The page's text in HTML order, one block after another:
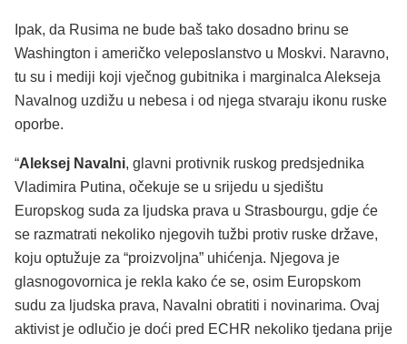
Ipak, da Rusima ne bude baš tako dosadno brinu se
Washington i američko veleposlanstvo u Moskvi. Naravno,
tu su i mediji koji vječnog gubitnika i marginalca Alekseja
Navalnog uzdižu u nebesa i od njega stvaraju ikonu ruske
oporbe.
“Aleksej Navalni, glavni protivnik ruskog predsjednika
Vladimira Putina, očekuje se u srijedu u sjedištu
Europskog suda za ljudska prava u Strasbourgu, gdje će
se razmatrati nekoliko njegovih tužbi protiv ruske države,
koju optužuje za “proizvoljna” uhićenja. Njegova je
glasnogovornica je rekla kako će se, osim Europskom
sudu za ljudska prava, Navalni obratiti i novinarima. Ovaj
aktivist je odlučio je doći pred ECHR nekoliko tjedana prije